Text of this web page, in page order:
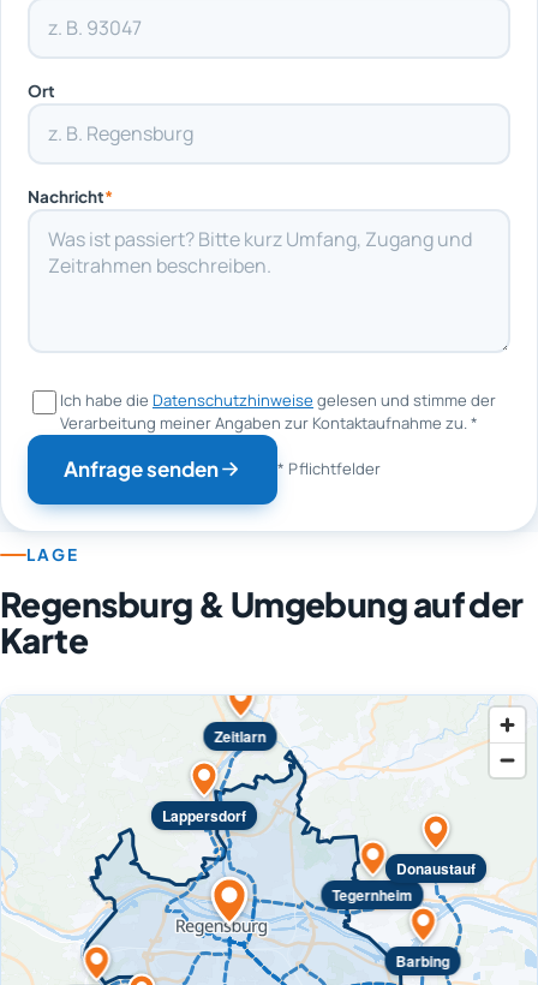
Ort
Nachricht*
Ich habe die Datenschutzhinweise gelesen und stimme der
Verarbeitung meiner Angaben zur Kontaktaufnahme zu.*
Anfrage senden * Pflichtfelder
LAGE
Regensburg & Umgebung auf der
Karte
Lappersdorf
Tegernheim
Zeitlarn
Barbing
Donaustauf